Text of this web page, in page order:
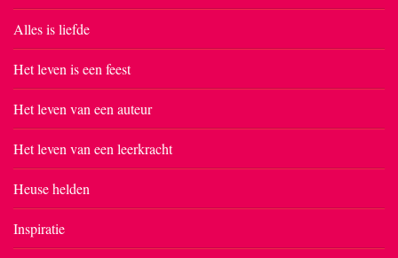
Alles is liefde
Het leven is een feest
Het leven van een auteur
Het leven van een leerkracht
Heuse helden
Inspiratie